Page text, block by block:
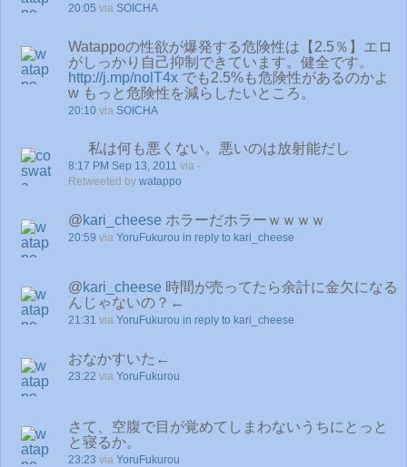
20:05 via SOICHA
Watappoの性欲が爆発する危険性は【2.5％】エロ
がしっかり自己抑制できています。健全です。
http://j.mp/nolT4x でも2.5%も危険性があるのかよ
w もっと危険性を減らしたいところ。
20:10 via SOICHA
私は何も悪くない。悪いのは放射能だし
8:17 PM Sep 13, 2011 via -
Retweeted by watappo
@kari_cheese ホラーだホラーｗｗｗｗ
20:59 via YoruFukurou in reply to kari_cheese
@kari_cheese 時間が売ってたら余計に金欠になる
んじゃないの？←
21:31 via YoruFukurou in reply to kari_cheese
おなかすいた←
23:22 via YoruFukurou
さて、空腹で目が覚めてしまわないうちにとっと
と寝るか。
23:23 via YoruFukurou